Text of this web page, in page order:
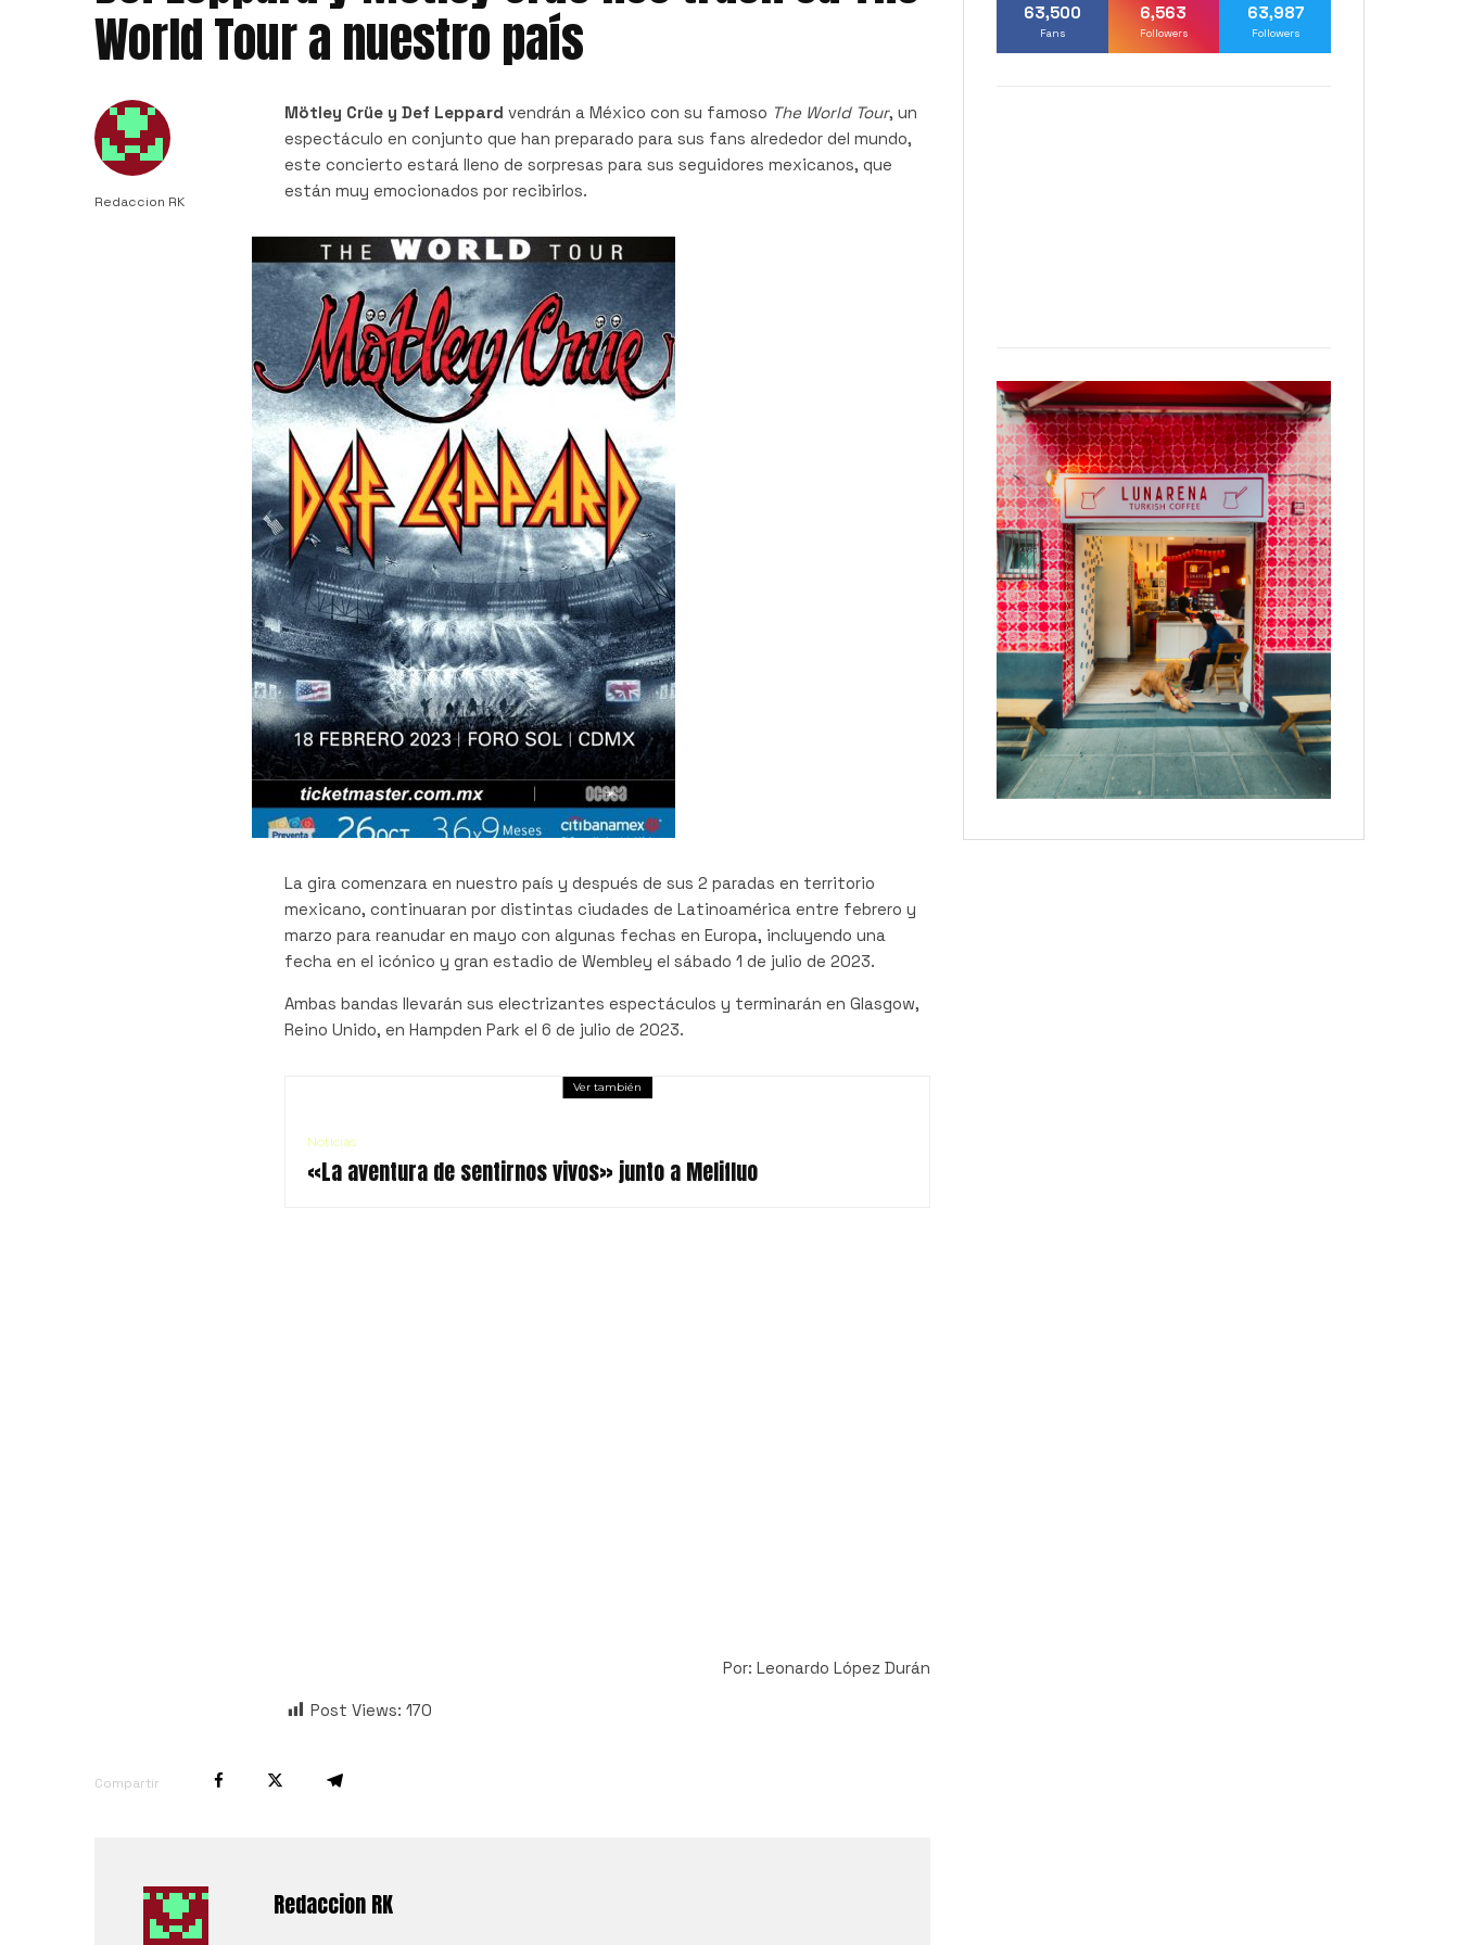
World Tour a nuestro país
Redaccion RK
Mötley Crüe y Def Leppard vendrán a México con su famoso The World Tour, un
espectáculo en conjunto que han preparado para sus fans alrededor del mundo,
este concierto estará lleno de sorpresas para sus seguidores mexicanos, que
están muy emocionados por recibirlos.
La gira comenzara en nuestro país y después de sus 2 paradas en territorio
mexicano, continuaran por distintas ciudades de Latinoamérica entre febrero y
marzo para reanudar en mayo con algunas fechas en Europa, incluyendo una
fecha en el icónico y gran estadio de Wembley el sábado 1 de julio de 2023.
Ambas bandas llevarán sus electrizantes espectáculos y terminarán en Glasgow,
Reino Unido, en Hampden Park el 6 de julio de 2023.
Ver también
Noticias
«La aventura de sentirnos vivos» junto a Melifluo
Por: Leonardo López Durán
Post Views: 170
Compartir
Redaccion RK
63,500
Fans
6,563
Followers
63,987
Followers